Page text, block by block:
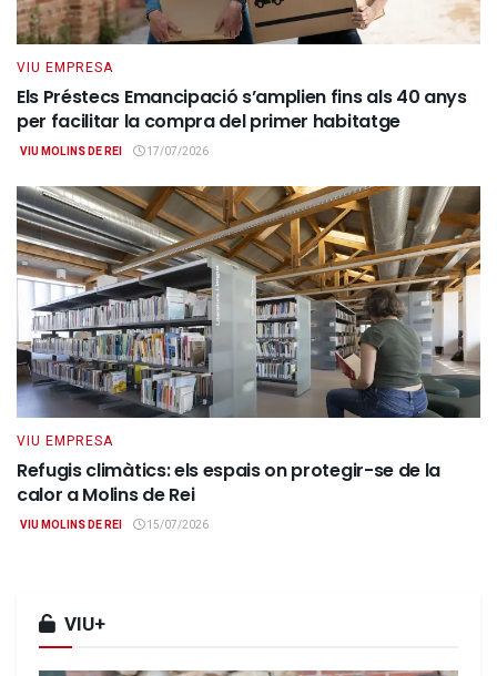
VIU EMPRESA
Els Préstecs Emancipació s’amplien fins als 40 anys
per facilitar la compra del primer habitatge
VIU MOLINS DE REI 17/07/2026
VIU EMPRESA
Refugis climàtics: els espais on protegir-se de la
calor a Molins de Rei
VIU MOLINS DE REI 15/07/2026
VIU+